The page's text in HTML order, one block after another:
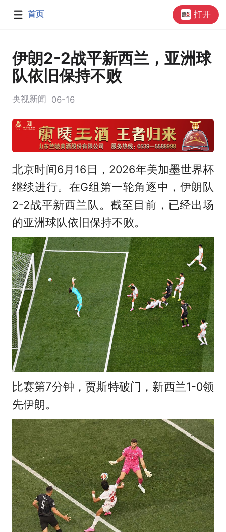
首页 打开
伊朗2-2战平新西兰，亚洲球
队依旧保持不败
央视新闻 06-16
北京时间6月16日，2026年美加墨世界杯
继续进行。在G组第一轮角逐中，伊朗队
2-2战平新西兰队。截至目前，已经出场
的亚洲球队依旧保持不败。
比赛第7分钟，贾斯特破门，新西兰1-0领
先伊朗。